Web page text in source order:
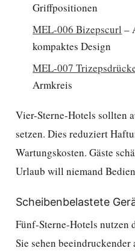
Griffpositionen
MEL-006 Bizepscurl –
kompaktes Design
MEL-007
Armkreis
Vier-Sterne-Hotels sollten
setzen. Dies reduziert
Wartungskosten. Gäste
Urlaub will niemand
Scheibenbelastete
Fünf-Sterne-Hotels nutzen
Sie sehen